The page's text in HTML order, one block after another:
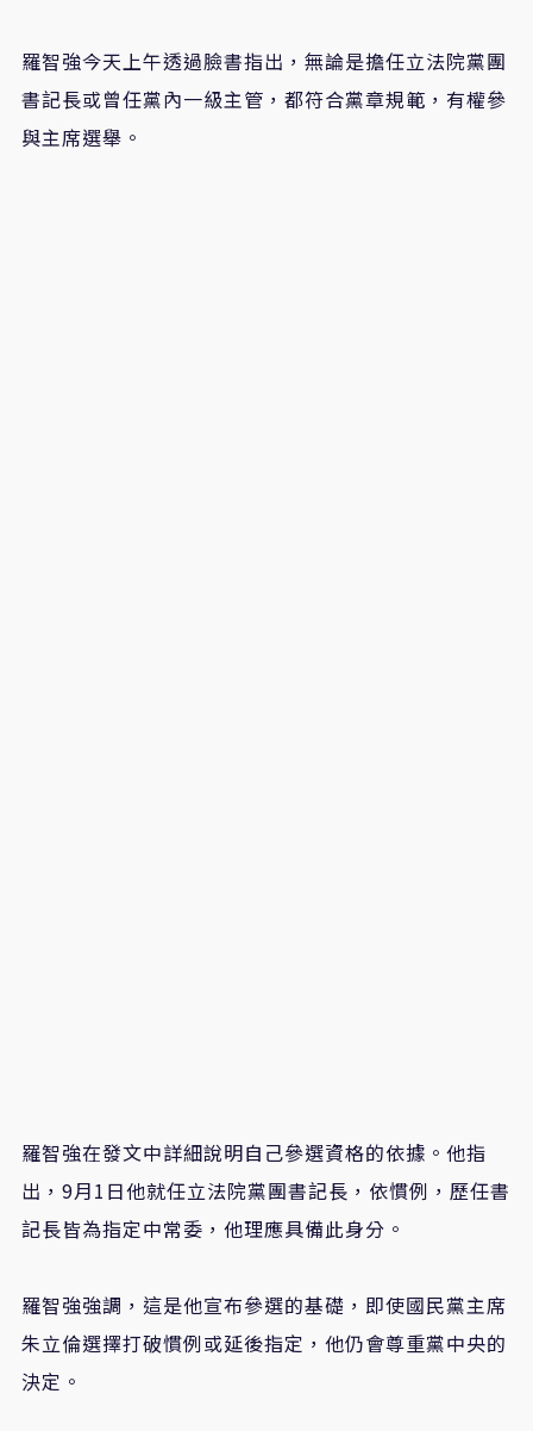
羅智強今天上午透過臉書指出，無論是擔任立法院黨團
書記長或曾任黨內一級主管，都符合黨章規範，有權參
與主席選舉。
羅智強在發文中詳細說明自己參選資格的依據。他指
出，9月1日他就任立法院黨團書記長，依慣例，歷任書
記長皆為指定中常委，他理應具備此身分。
羅智強強調，這是他宣布參選的基礎，即使國民黨主席
朱立倫選擇打破慣例或延後指定，他仍會尊重黨中央的
決定。